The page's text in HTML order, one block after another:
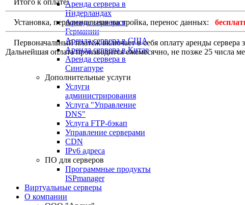
Аренда сервера в
Нидерландах
Аренда сервера в
Германии
Аренда сервера в США
Аренда сервера в Китае
Аренда сервера в
Сингапуре
Дополнительные услуги
Услуги
администрирования
Услуга "Управление
DNS"
Услуга FTP-бэкап
Управление серверами
CDN
IPv6 адреса
ПО для серверов
Программные продукты
ISPmanager
Виртуальные серверы
О компании
Установка, первоначальная настройка, перенос данных:
Первоначальный платёж включает в себя оплату аренды сервера
Дальнейшая оплата производится ежемесячно, не позже 25 числа